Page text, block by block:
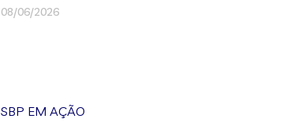
08/06/2026
SBP EM AÇÃO